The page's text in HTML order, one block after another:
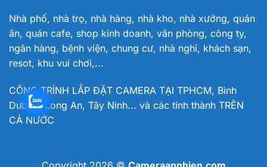
Nhà phố, nhà trọ, nhà hàng, nhà kho, nhà xưởng, quán
ăn, quán cafe, shop kinh doanh, văn phòng, công ty,
ngân hàng, bệnh viện, chung cư, nhà nghỉ, khách sạn,
resot, khu vui chơi,...
CÔNG TRÌNH LẮP ĐẶT CAMERA TẠI TPHCM, Bình
Dương, Long An, Tây Ninh... và các tỉnh thành TRÊN
CẢ NƯỚC